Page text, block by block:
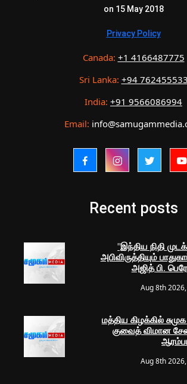
on 15 May 2018
Privacy Policy
Canada: +1 4166487775
Sri Lanka: +94 762455533
India: +91 9566086994
Email:
Recent posts
"இந்திய நிதி
அபிவிருத்தியும்
அஜித் பி.
Aug 8th
மத்திய கிழக்கில்
குவைத் விமான
Aug 8th